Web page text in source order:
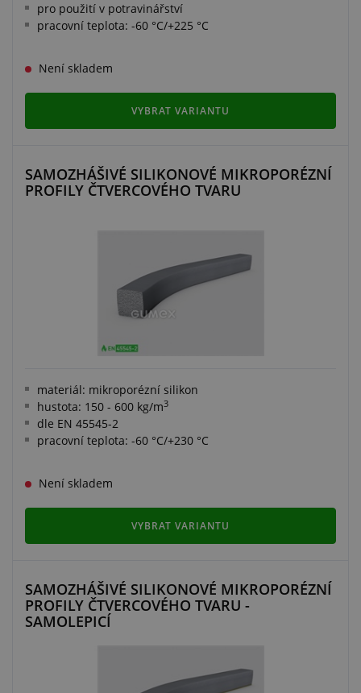
pro použití v potravinářství
pracovní teplota: -60 °C/+225 °C
Není skladem
VYBRAT VARIANTU
SAMOZHÁŠIVÉ SILIKONOVÉ MIKROPORÉZNÍ
PROFILY ČTVERCOVÉHO TVARU
materiál: mikroporézní silikon
hustota: 150 - 600 kg/m3
dle EN 45545-2
pracovní teplota: -60 °C/+230 °C
Není skladem
VYBRAT VARIANTU
SAMOZHÁŠIVÉ SILIKONOVÉ MIKROPORÉZNÍ
PROFILY ČTVERCOVÉHO TVARU -
SAMOLEPICÍ